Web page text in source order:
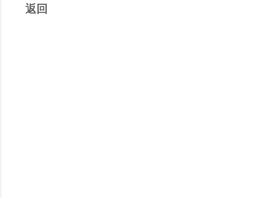
返回